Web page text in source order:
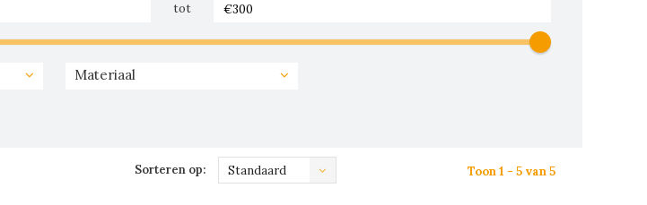
tot
Materiaal
Sorteren op: Standaard Toon 1 - 5 van 5